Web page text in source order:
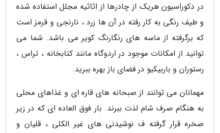
در دکوراسیون هریک از چادرها از اثاثیه مجلل استفاده شده
و طیف رنگی به کار رفته در آن ها زرد ، نارنجی و قرمز است
که برگرفته از ماسه های رنگارنگ کویر می باشد. شما می
توانید از امکانات موجود در اردوگاه مانند کتابخانه ، تراس ،
رستوران و باربیکیو در فضای باز بهره ببرید.
مهمانان می توانند از صبحانه های قاره ای و غذاهای محلی
به هنگام صرف شام لذت ببرند. بار فوق العاده ای که در زیر
صخره قرار گرفته ف نوشیدنی های غیر الکلی ، قلیان و